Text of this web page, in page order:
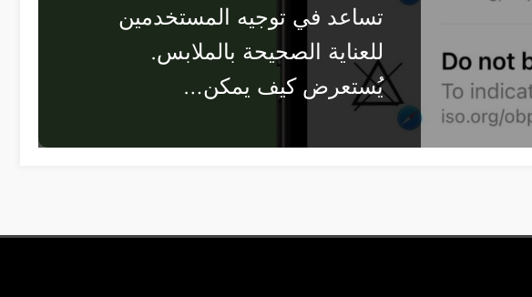
تساعد في توجيه المستخدمين
للعناية الصحيحة بالملابس.
يُستعرض كيف يمكن…